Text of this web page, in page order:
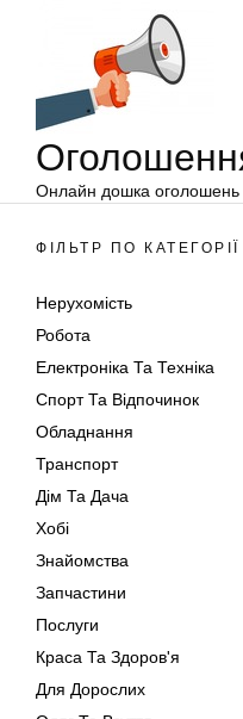
Онлайн дошка оголошень
ФІЛЬТР ПО КАТЕГОРІЇ
Нерухомість
Робота
Електроніка Та Техніка
Спорт Та Відпочинок
Обладнання
Транспорт
Дім Та Дача
Хобі
Знайомства
Запчастини
Послуги
Краса Та Здоров'я
Для Дорослих